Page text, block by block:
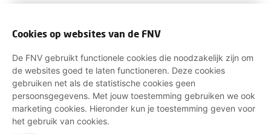
Cookies op websites van de FNV
De FNV gebruikt functionele cookies die noodzakelijk zijn om
de websites goed te laten functioneren. Deze cookies
gebruiken net als de statistische cookies geen
persoonsgegevens. Met jouw toestemming gebruiken we ook
marketing cookies. Hieronder kun je toestemming geven voor
het gebruik van cookies.